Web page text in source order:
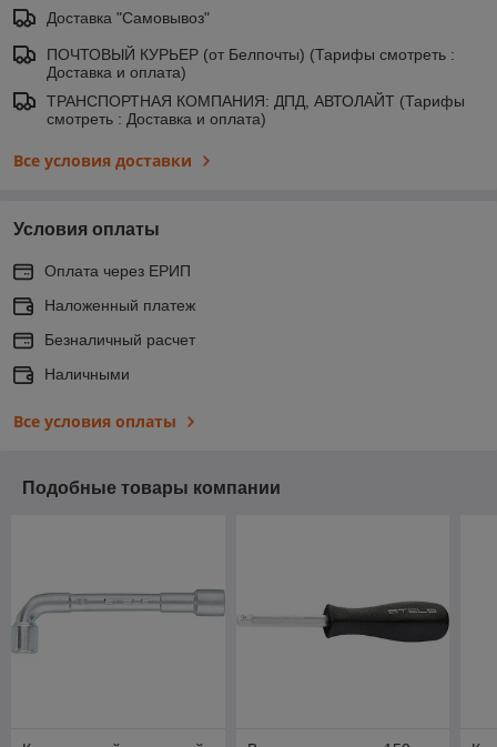
Доставка "Самовывоз"
ПОЧТОВЫЙ КУРЬЕР (от Белпочты) (Тарифы смотреть :
Доставка и оплата)
ТРАНСПОРТНАЯ КОМПАНИЯ: ДПД, АВТОЛАЙТ (Тарифы
смотреть : Доставка и оплата)
Все условия доставки
Условия оплаты
Оплата через ЕРИП
Наложенный платеж
Безналичный расчет
Наличными
Все условия оплаты
Подобные товары компании